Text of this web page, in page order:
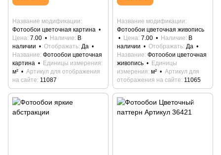
Название модификации
Фотообои цветочная картина
Цена 7.00 Наличие
В
наличии
Отображать Да
Название Фотообои цветочная
картина
Единицы измерения
м²
Артикул для отображения
на сайте 11087
Название модификации
Фотообои цветочная живопись
Цена 7.00 Наличие
В
наличии
Отображать Да
Название Фотообои цветочная
живопись
Единицы
измерения м²
Артикул для
отображения на сайте 11065